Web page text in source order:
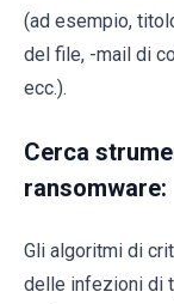
(ad esempio,
del file, -mail di
ecc.).
Cerca
ransomware:
Gli algoritmi di
delle infezioni di